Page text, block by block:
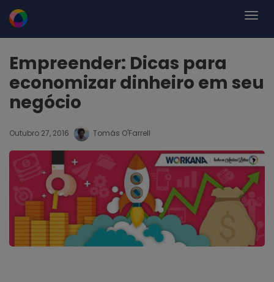
Empreender: Dicas para
economizar dinheiro em seu
negócio
Outubro 27, 2016 Tomás O'Farrell